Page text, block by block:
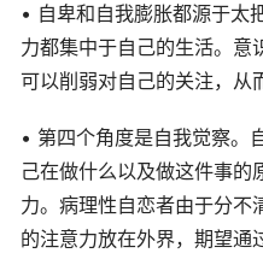
• 自卑和自我膨胀都源于太
力都集中于自己的生活。意
可以削弱对自己的关注，从
• 第四个角度是自我觉察。
己在做什么以及做这件事的
力。病理性自恋者由于分不
的注意力放在外界，期望通